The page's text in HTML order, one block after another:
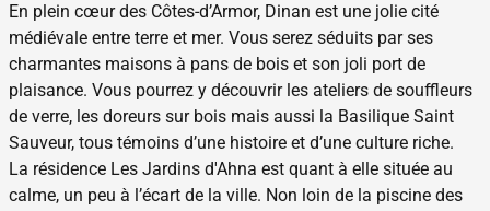
En plein cœur des Côtes-d’Armor, Dinan est une jolie cité
médiévale entre terre et mer. Vous serez séduits par ses
charmantes maisons à pans de bois et son joli port de
plaisance. Vous pourrez y découvrir les ateliers de souffleurs
de verre, les doreurs sur bois mais aussi la Basilique Saint
Sauveur, tous témoins d’une histoire et d’une culture riche.
La résidence Les Jardins d'Ahna est quant à elle située au
calme, un peu à l’écart de la ville. Non loin de la piscine des